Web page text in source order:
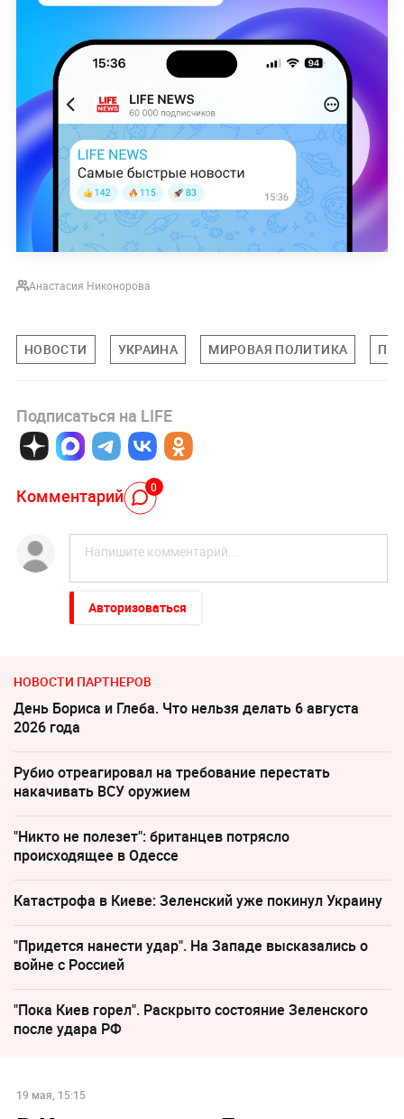
Анастасия Никонорова
НОВОСТИ УКРАИНА МИРОВАЯ ПОЛИТИКА
Подписаться на LIFE
Комментарий 0
Авторизоваться
НОВОСТИ ПАРТНЕРОВ
День Бориса и Глеба. Что нельзя делать 6 августа
2026 года
Рубио отреагировал на требование перестать
накачивать ВСУ оружием
"Никто не полезет": британцев потрясло
происходящее в Одессе
Катастрофа в Киеве: Зеленский уже покинул Украину
"Придется нанести удар". На Западе высказались о
войне с Россией
"Пока Киев горел". Раскрыто состояние Зеленского
после удара РФ
19 мая, 15:15